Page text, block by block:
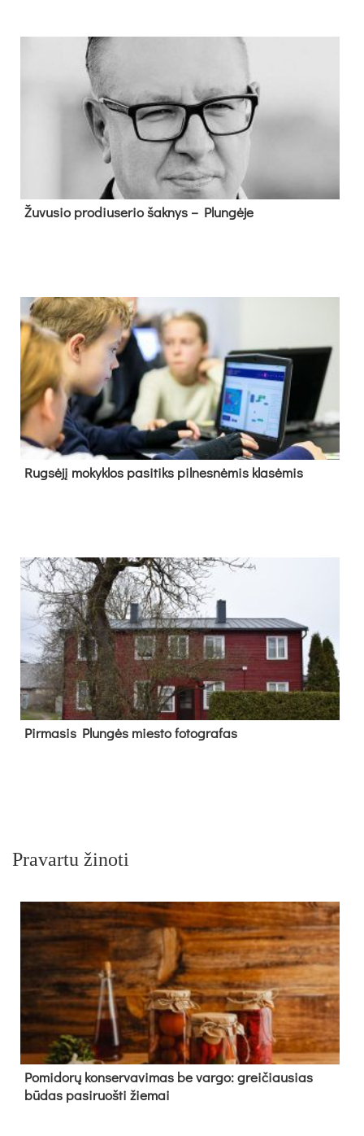
Žu­vu­sio pro­diu­se­rio šak­nys – Plun­gė­je
Rug­sė­jį mo­kyk­los pa­si­tiks pil­nes­nė­mis kla­sė­mis
Pir­ma­sis Plun­gės mies­to fo­tog­ra­fas
Pravartu žinoti
Pomidorų konservavimas be vargo: greičiausias
būdas pasiruošti žiemai